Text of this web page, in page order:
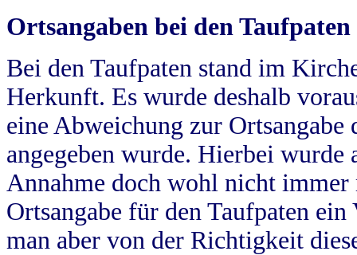
Ortsangaben bei den Taufpaten
Bei den Taufpaten stand im
Herkunft. Es wurde deshalb
eine Abweichung zur
angegeben wurde. Hierbei wurde
Annahme doch wohl nicht
Ortsangabe für den Taufpaten
man aber von der Richtigkeit